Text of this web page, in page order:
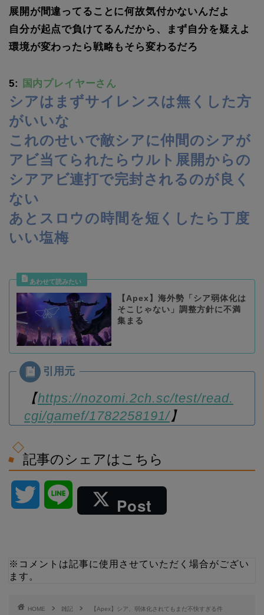
展開が間違ってることに何故気付かないんだよ
自分が起点で負けてるんだから、まず自分を疑えよ
環境が変わったら戦略もそら変わるだろ
5: 国内プレイヤーさん
シアはまずサイレンスは無くした方
がいいな
これのせいで敵シアに仲間のシアが
アビ当てられたらウルト展開からの
シアアビ連打で完封されるのが良く
ない
あとスロウの時間を短くしたら丁度
いい塩梅
【Apex】海外勢「シア弱体化は
そこじゃない」調整方針に不満
集まる
【https://nozomi.2ch.sc/test/read.
cgi/gamef/1782258191/】
記事のシェアはこちら
t
Post
※コメントは記事に使用させていただく場合がござい
ます。
HOME 雑記 【Apex】シア、弱体化されてもまだ不快すぎる件